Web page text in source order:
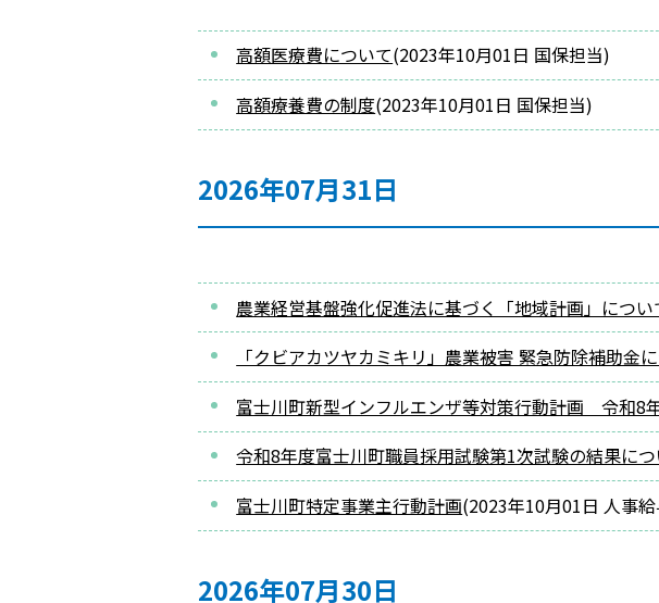
高額医療費について(2023年10月01日 国保担当)
高額療養費の制度(2023年10月01日 国保担当)
2026年07月31日
農業経営基盤強化促進法に基づく「地域計画」につい
「クビアカツヤカミキリ」農業被害 緊急防除補助金
富士川町新型インフルエンザ等対策行動計画 令和8
令和8年度富士川町職員採用試験第1次試験の結果につ
富士川町特定事業主行動計画(2023年10月01日 人事
2026年07月30日